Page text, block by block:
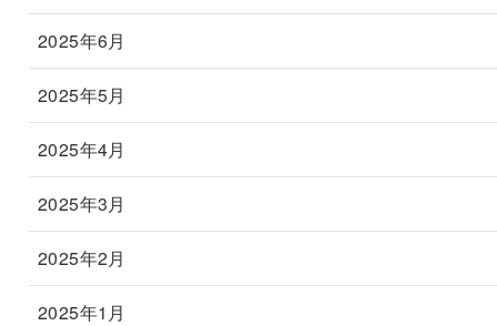
2025年6月
2025年5月
2025年4月
2025年3月
2025年2月
2025年1月